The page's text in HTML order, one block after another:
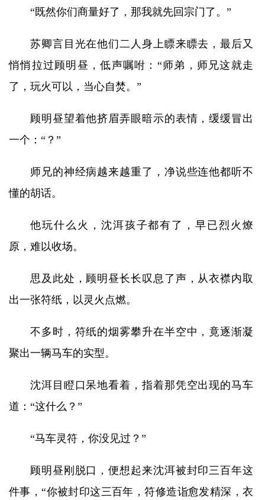
“既然你们商量好了，那我就先回宗门了。”
苏卿言目光在他们二人身上瞟来瞟去，最后又
悄悄拉过顾明昼，低声嘱咐：“师弟，师兄这就走
了，玩火可以，当心自焚。”
顾明昼望着他挤眉弄眼暗示的表情，缓缓冒出
一个：“？”
师兄的神经病越来越重了，净说些连他都听不
懂的胡话。
他玩什么火，沈洱孩子都有了，早已烈火燎
原，难以收场。
思及此处，顾明昼长长叹息了声，从衣襟内取
出一张符纸，以灵火点燃。
不多时，符纸的烟雾攀升在半空中，竟逐渐凝
聚出一辆马车的实型。
沈洱目瞪口呆地看着，指着那凭空出现的马车
道：“这什么？”
“马车灵符，你没见过？”
顾明昼刚脱口，便想起来沈洱被封印三百年这
件事，“你被封印这三百年，符修造诣愈发精深，衣